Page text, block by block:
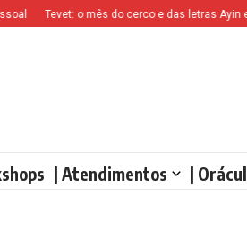
Tevet: o mês do cerco e das letras Ayin e
| Atendimentos |